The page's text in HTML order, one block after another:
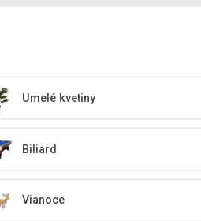
Umelé kvetiny
Biliard
Vianoce